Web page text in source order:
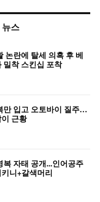
스
논란에 탈세 의혹 후 베
밀착 스킨십 포착
만 입고 오토바이 질주…
근황
복 자태 공개...인어공주
니+갈색머리